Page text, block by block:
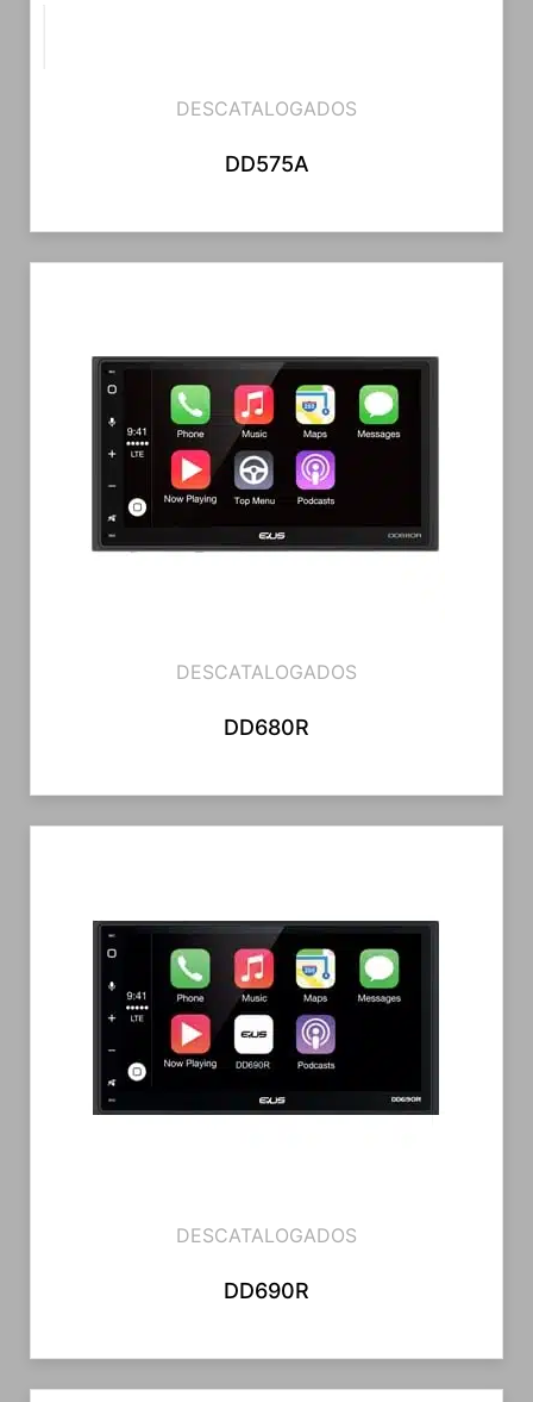
DESCATALOGADOS
DD575A
DESCATALOGADOS
DD680R
DESCATALOGADOS
DD690R